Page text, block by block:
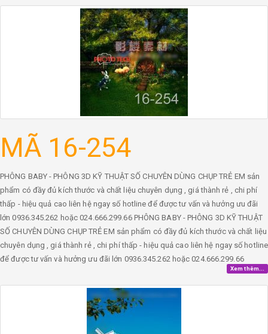
MÃ 16-254
PHÔNG BABY - PHÔNG 3D KỸ THUẬT SỐ CHUYÊN DÙNG CHỤP TRẺ EM sản
phẩm có đầy đủ kích thước và chất liệu chuyên dụng , giá thành rẻ , chi phí
thấp - hiệu quả cao liên hệ ngay số hotline để được tư vấn và hưởng ưu đãi
lớn 0936.345.262 hoặc 024.666.299.66 PHÔNG BABY - PHÔNG 3D KỸ THUẬT
SỐ CHUYÊN DÙNG CHỤP TRẺ EM sản phẩm có đầy đủ kích thước và chất liệu
chuyên dụng , giá thành rẻ , chi phí thấp - hiệu quả cao liên hệ ngay số hotline
để được tư vấn và hưởng ưu đãi lớn 0936.345.262 hoặc 024.666.299.66
Xem thêm...